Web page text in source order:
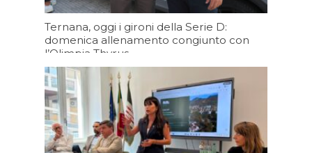
Ternana, oggi i gironi della Serie D:
domenica allenamento congiunto con
l’Olimpia Thyrus
Oggi 09:34